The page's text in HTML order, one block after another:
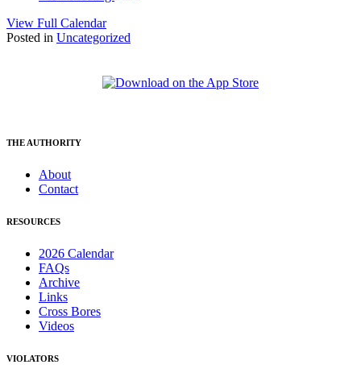
View Full Calendar
Posted in Uncategorized
THE AUTHORITY
About
Contact
RESOURCES
2026 Calendar
FAQs
Archive
Links
Cross Bores
Videos
VIOLATORS